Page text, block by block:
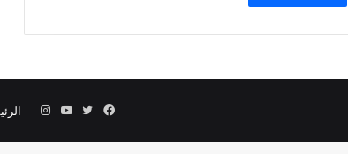
فيسبوك
تويتر يوتيوب